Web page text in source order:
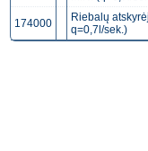
174000
Riebalų
q=0,7l/sek.)